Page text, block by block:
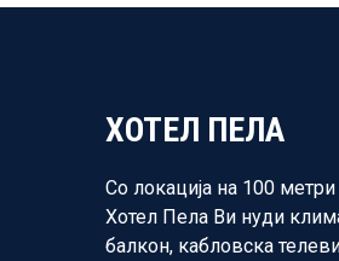
ХОТЕЛ ПЕЛА
Со локација на 100
Хотел Пела Ви нуди
балкон, кабловска